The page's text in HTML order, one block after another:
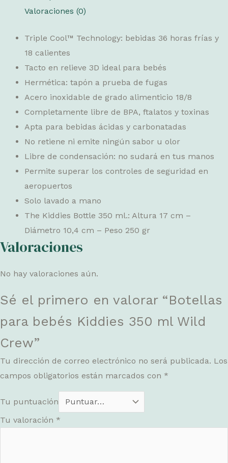
Valoraciones (0)
Triple Cool™ Technology: bebidas 36 horas frías y
18 calientes
Tacto en relieve 3D ideal para bebés
Hermética: tapón a prueba de fugas
Acero inoxidable de grado alimenticio 18/8
Completamente libre de BPA, ftalatos y toxinas
Apta para bebidas ácidas y carbonatadas
No retiene ni emite ningún sabor u olor
Libre de condensación: no sudará en tus manos
Permite superar los controles de seguridad en
aeropuertos
Solo lavado a mano
The Kiddies Bottle 350 ml.: Altura 17 cm –
Diámetro 10,4 cm – Peso 250 gr
Valoraciones
No hay valoraciones aún.
Sé el primero en valorar “Botellas
para bebés Kiddies 350 ml Wild
Crew”
Tu dirección de correo electrónico no será publicada. Los
campos obligatorios están marcados con *
Tu puntuación
Tu valoración *